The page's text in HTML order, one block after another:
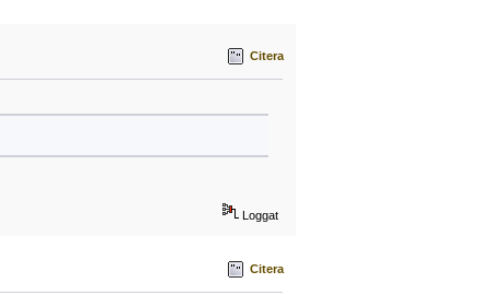
Citera
Loggat
Citera